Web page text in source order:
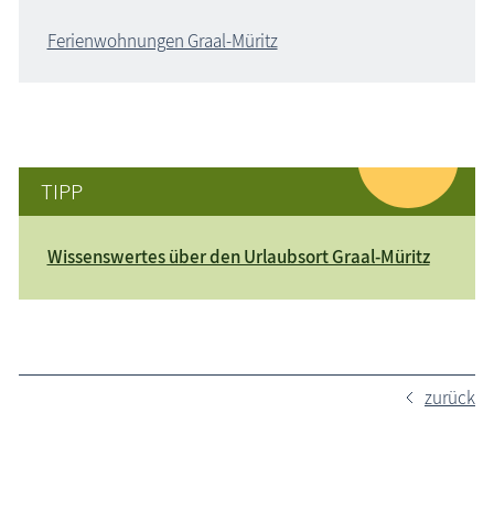
Ferienwohnungen Graal-Müritz
TIPP
Wissenswertes über den Urlaubsort Graal-Müritz
zurück